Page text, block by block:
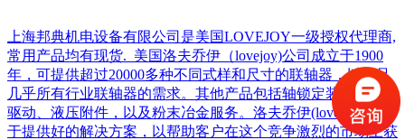
上海邦典机电设备有限公司是美国LOVEJOY一级授权代理商,
常用产品均有现货. 美国洛夫乔伊（lovejoy)公司成立于1900
年，可提供超过20000多种不同式样和尺寸的联轴器，以满足
几乎所有行业联轴器的需求。其他产品包括轴锁定装置，变速
驱动、液压附件，以及粉末冶金服务。洛夫乔伊(lovejoy)致力
于提供好的解决方案，以帮助客户在这个竞争激烈的市场上获